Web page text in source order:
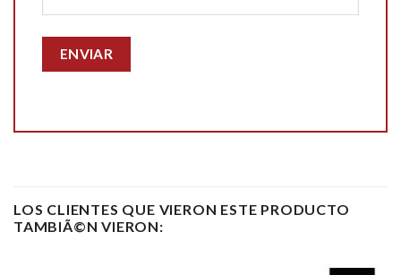
LOS CLIENTES QUE VIERON ESTE PRODUCTO
TAMBIÃ©N VIERON: